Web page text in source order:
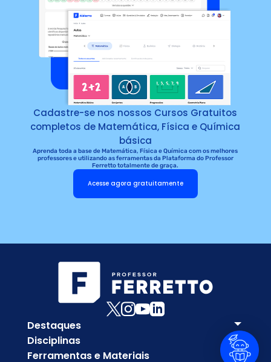
Cadastre-se nos nossos Cursos Gratuitos
completos de Matemática, Física e Química
básica
Aprenda toda a base de Matemática, Física e Química com os melhores
professores e utilizando as ferramentas da Plataforma do Professor
Ferretto totalmente de graça.
Acesse agora gratuitamente
Destaques
Disciplinas
Ferramentas e Materiais